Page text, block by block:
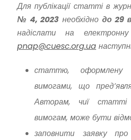
Для публікації статті в
№ 4, 2023 необхіднодо 29
надіслати на
pnap@cuesc.org.ua
статтю, оформлену
вимогами, що
Авторам, чиї статті
вимогам, може бути
заповнити заявку